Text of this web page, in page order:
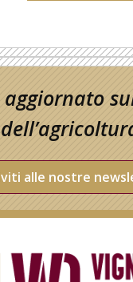
alle nostre